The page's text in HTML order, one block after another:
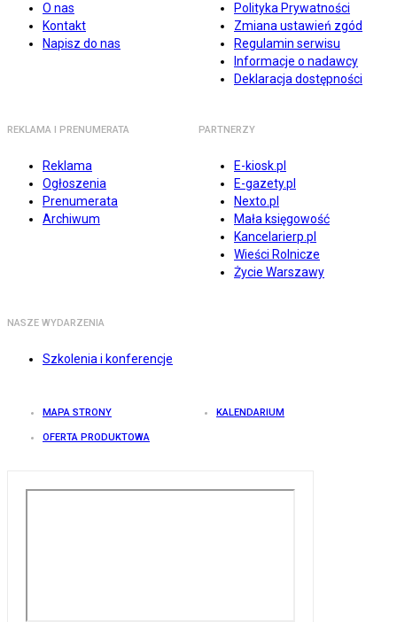
O nas
Kontakt
Napisz do nas
Polityka Prywatności
Zmiana ustawień zgód
Regulamin serwisu
Informacje o nadawcy
Deklaracja dostępności
REKLAMA I PRENUMERATA
Reklama
Ogłoszenia
Prenumerata
Archiwum
PARTNERZY
E-kiosk.pl
E-gazety.pl
Nexto.pl
Mała księgowość
Kancelarierp.pl
Wieści Rolnicze
Życie Warszawy
NASZE WYDARZENIA
Szkolenia i konferencje
MAPA STRONY KALENDARIUM
OFERTA PRODUKTOWA